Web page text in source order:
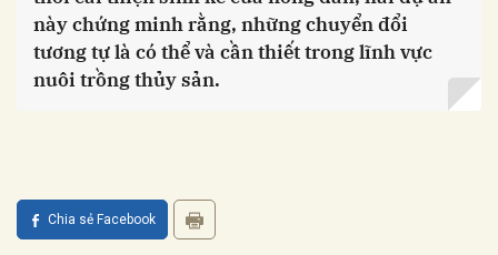
này chứng minh rằng, những chuyển đổi
tương tự là có thể và cần thiết trong lĩnh vực
nuôi trồng thủy sản.
Chia sẻ Facebook